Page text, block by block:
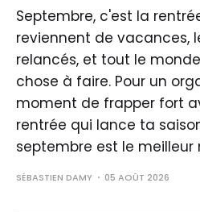
Septembre, c'est la
reviennent de vacances,
relancés, et tout le
chose à faire. Pour un
moment de frapper fort
rentrée qui lance ta
septembre est le meilleur
SÉBASTIEN DAMY 05 AOÛT 2026